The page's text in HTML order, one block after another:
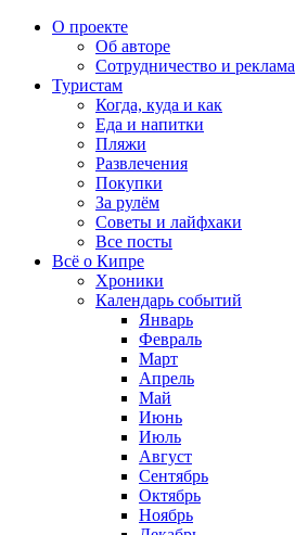
О проекте
Об авторе
Сотрудничество и реклама
Туристам
Когда, куда и как
Еда и напитки
Пляжи
Развлечения
Покупки
За рулём
Советы и лайфхаки
Все посты
Всё о Кипре
Хроники
Календарь событий
Январь
Февраль
Март
Апрель
Май
Июнь
Июль
Август
Сентябрь
Октябрь
Ноябрь